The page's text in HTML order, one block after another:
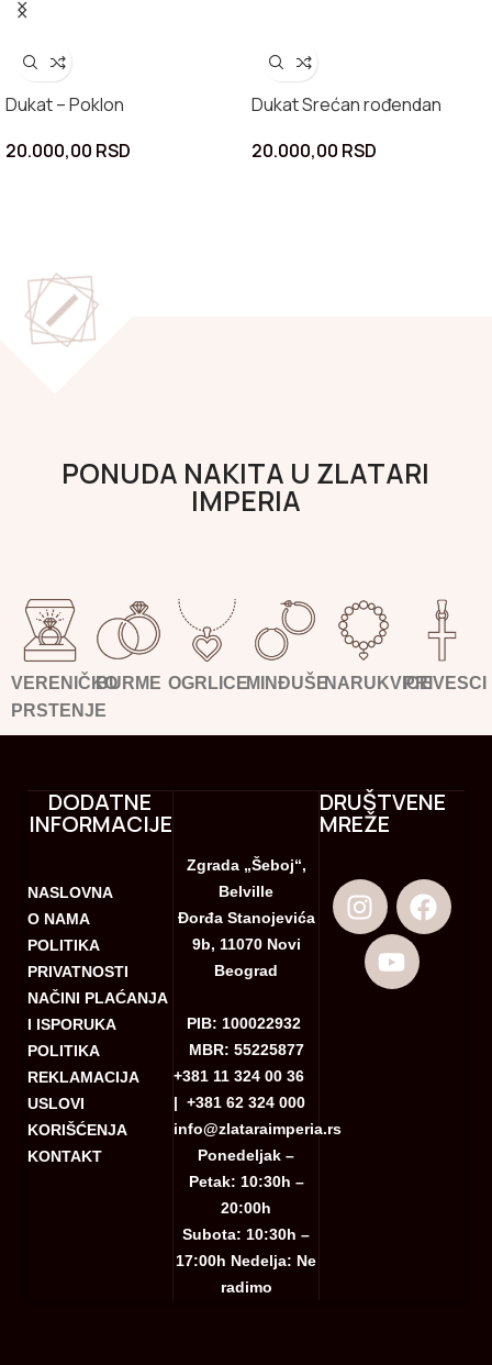
Dukat – Poklon
20.000,00 RSD
Dukat Srećan rođendan
20.000,00 RSD
PONUDA NAKITA U ZLATARI
IMPERIA
VERENIČKO
PRSTENJE
BURME OGRLICEMINĐUŠENARUKVICEPRIVESCI
DODATNE
INFORMACIJE
NASLOVNA
O NAMA
POLITIKA
PRIVATNOSTI
NAČINI PLAĆANJA
I ISPORUKA
POLITIKA
REKLAMACIJA
USLOVI
KORIŠĆENJA
KONTAKT
Zgrada „Šeboj“,
Belville
Đorđa Stanojevića
9b, 11070 Novi
Beograd
PIB: 100022932
MBR: 55225877
+381 11 324 00 36
|+381 62 324 000
info@zlataraimperia.rs
Ponedeljak –
Petak: 10:30h –
20:00h
Subota: 10:30h –
17:00h Nedelja: Ne
radimo
DRUŠTVENE
MREŽE